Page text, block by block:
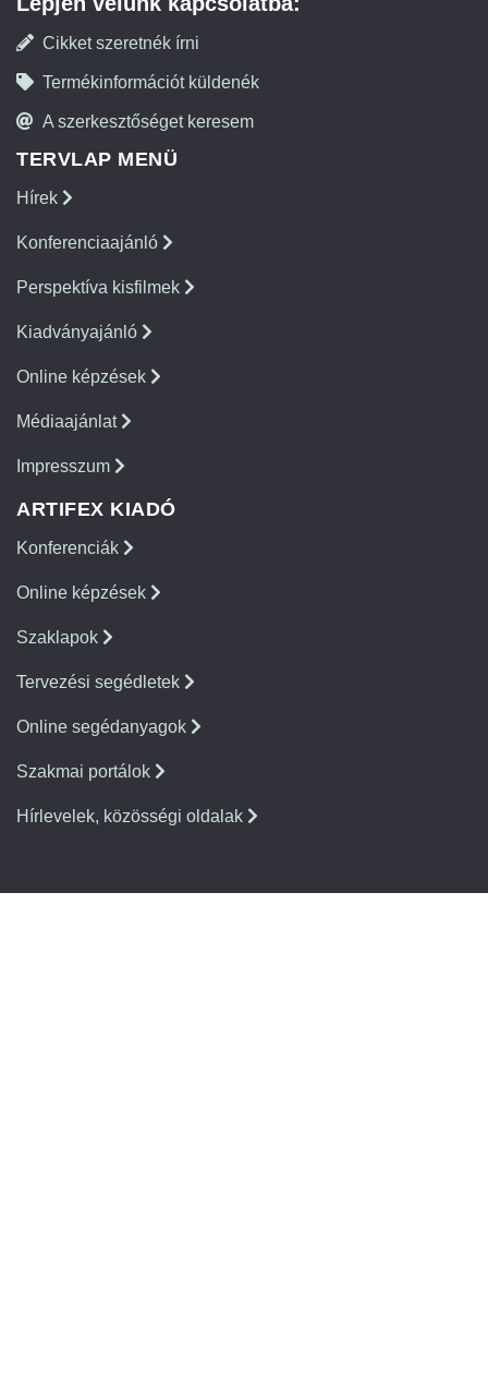
Cikket szeretnék írni
Termékinformációt küldenék
A szerkesztőséget keresem
TERVLAP MENÜ
Hírek
Konferenciaajánló
Perspektíva kisfilmek
Kiadványajánló
Online képzések
Médiaajánlat
Impresszum
ARTIFEX KIADÓ
Konferenciák
Online képzések
Szaklapok
Tervezési segédletek
Online segédanyagok
Szakmai portálok
Hírlevelek, közösségi oldalak